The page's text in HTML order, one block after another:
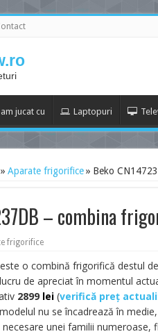
jucat cu Laptopuri
» Aparate frigorifice » Beko
– combina
frigorifice
este o combină frigorifică destul
de apreciat în momentul
2899 lei (verifică preț
nu se încadrează în
unei familii numeroase,